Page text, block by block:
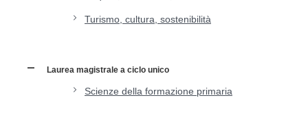
Turismo, cultura, sostenibilità
Laurea magistrale a ciclo unico
Scienze della formazione primaria